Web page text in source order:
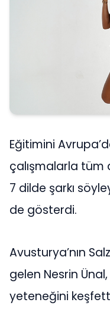
Eğitimini
çalışmalarla tüm
7 dilde şarkı
de gösterdi.
Avusturya’nın
gelen Nesrin
yeteneğini